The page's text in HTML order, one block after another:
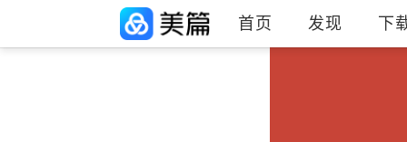
首页 发现 下